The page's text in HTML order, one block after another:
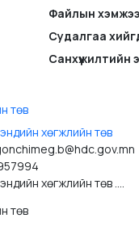
Файлын хэмжээ
Судалгаа
Санхүүжилтийн
төв
хөгжлийн төв
хөгжлийн төв ....
төв